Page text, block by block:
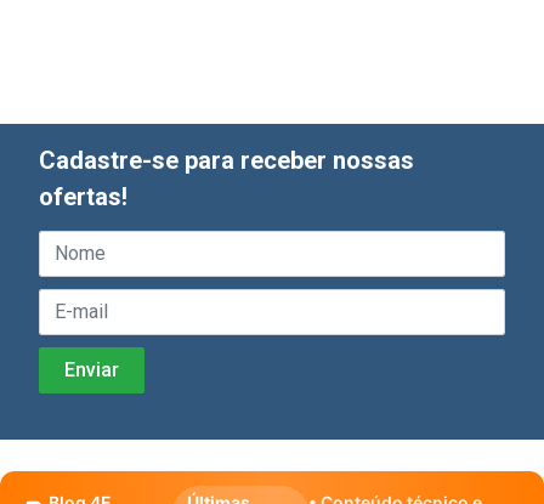
Cadastre-se para receber nossas
ofertas!